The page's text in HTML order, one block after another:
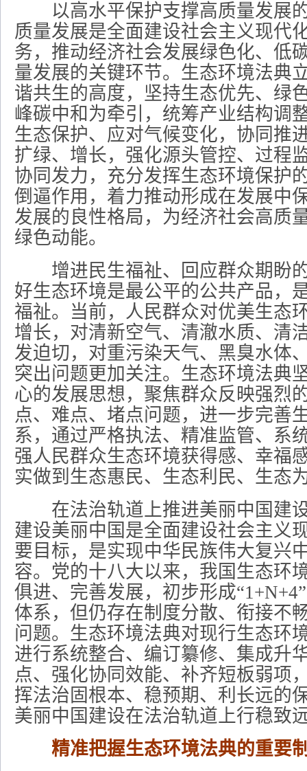
以高水平保护支撑高质量发展
质量发展是全面建设社会主义现代
务，推动经济社会发展绿色化、低
量发展的关键环节。生态环境法典
谐共生的高度，坚持生态优先、绿
峰碳中和为牵引，统筹产业结构调
生态保护、应对气候变化，协同推
扩绿、增长，强化源头管控、过程
协同发力，充分发挥生态环境保护
倒逼作用，着力推动形成在发展中
发展的良性格局，为经济社会高质
绿色动能。
增进民生福祉、回应群众期盼
好生态环境是最公平的公共产品，
福祉。当前，人民群众对优美生态
增长，对清新空气、清澈水质、清
发迫切，对重污染天气、黑臭水体
突出问题更加关注。生态环境法典
心的发展思想，聚焦群众反映强烈
点、难点、堵点问题，进一步完善
系，通过严格执法、精准监管、系
强人民群众生态环境获得感、幸福
实做到生态惠民、生态利民、生态
在法治轨道上推进美丽中国建
建设美丽中国是全面建设社会主义
要目标，是实现中华民族伟大复兴
容。党的十八大以来，我国生态环
俱进、完善发展，初步形成
体系，但仍存在制度分散、衔接不
问题。生态环境法典对现行生态环
进行系统整合、编订纂修、集成升
点、强化协同效能、补齐短板弱项
挥法治固根本、稳预期、利长远的
美丽中国建设在法治轨道上行稳致
精准把握生态环境法典的重要